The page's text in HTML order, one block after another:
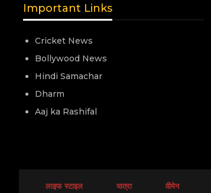
Important Links
Cricket News
Bollywood News
Hindi Samachar
Dharm
Aaj ka Rashifal
लाइफ स्टाइल यात्रा वीमेन